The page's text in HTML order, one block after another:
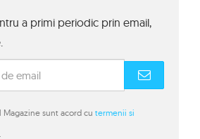
a primi periodic prin email,
Magazine sunt acord cu termenii si